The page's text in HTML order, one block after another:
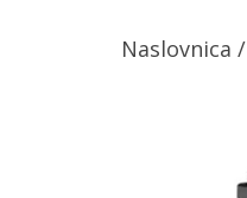
Naslovnica /